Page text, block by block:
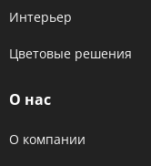
Интерьер
Цветовые решения
О нас
О компании